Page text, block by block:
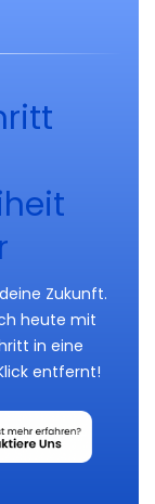
Zukunft.
heute mit
in eine
entfernt!